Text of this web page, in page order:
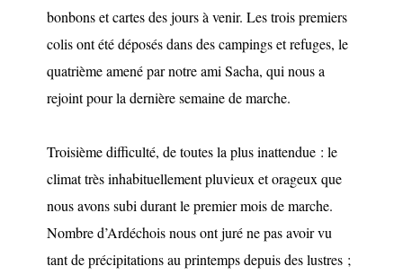
bonbons et cartes des jours à venir. Les trois premiers
colis ont été déposés dans des campings et refuges, le
quatrième amené par notre ami Sacha, qui nous a
rejoint pour la dernière semaine de marche.
Troisième difficulté, de toutes la plus inattendue : le
climat très inhabituellement pluvieux et orageux que
nous avons subi durant le premier mois de marche.
Nombre d’Ardéchois nous ont juré ne pas avoir vu
tant de précipitations au printemps depuis des lustres ;